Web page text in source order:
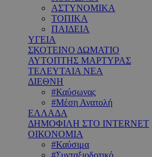
ΑΣΤΥΝΟΜΙΚΑ
ΤΟΠΙΚΑ
ΠΑΙΔΕΙΑ
ΥΓΕΙΑ
ΣΚΟΤΕΙΝΟ ΔΩΜΑΤΙΟ
ΑΥΤΟΠΤΗΣ ΜΑΡΤΥΡΑΣ
ΤΕΛΕΥΤΑΙΑ ΝΕΑ
ΔΙΕΘΝΗ
#Καύσωνας
#Μέση Ανατολή
ΕΛΛΑΔΑ
ΔΗΜΟΦΙΛΗ ΣΤΟ INTERNET
ΟΙΚΟΝΟΜΙΑ
#Καύσιμα